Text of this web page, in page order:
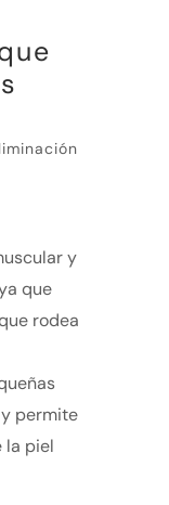
y
que
rodea
permite
la piel